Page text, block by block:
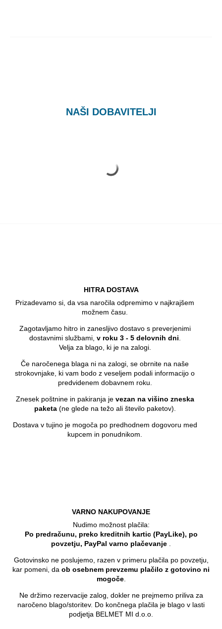
NAŠI DOBAVITELJI
HITRA DOSTAVA
Prizadevamo si, da vsa naročila odpremimo v najkrajšem
možnem času.
Zagotavljamo hitro in zanesljivo dostavo s preverjenimi
dostavnimi službami, v roku 3 - 5 delovnih dni
Velja za blago, ki je na zalogi.
Če naročenega blaga ni na zalogi, se obrnite na naše
strokovnjake, ki vam bodo z veseljem podali informacijo o
predvidenem dobavnem roku.
Znesek poštnine in pakiranja je vezan na višino zneska
paketa(ne glede na težo ali število paketov).
Dostava v tujino je mogoča po predhodnem dogovoru med
kupcem in ponudnikom.
VARNO NAKUPOVANJE
Nudimo možnost plačila:
Po predračunu, preko kreditnih kartic (PayLike), po
povzetju, PayPal varno plačevanje
Gotovinsko ne poslujemo, razen v primeru plačila po povzetju,
kar pomeni, da ob osebnem prevzemu plačilo z gotovino ni
mogoče.
Ne držimo rezervacije zalog, dokler ne prejmemo priliva za
naročeno blago/storitev. Do končnega plačila je blago v lasti
podjetja BELMET MI d.o.o.